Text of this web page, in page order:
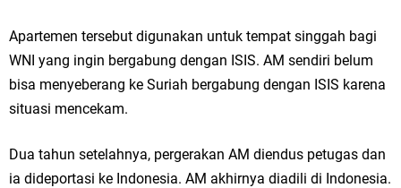
Apartemen tersebut digunakan untuk tempat singgah bagi
WNI yang ingin bergabung dengan ISIS. AM sendiri belum
bisa menyeberang ke Suriah bergabung dengan ISIS karena
situasi mencekam.
Dua tahun setelahnya, pergerakan AM diendus petugas dan
ia dideportasi ke Indonesia. AM akhirnya diadili di Indonesia.